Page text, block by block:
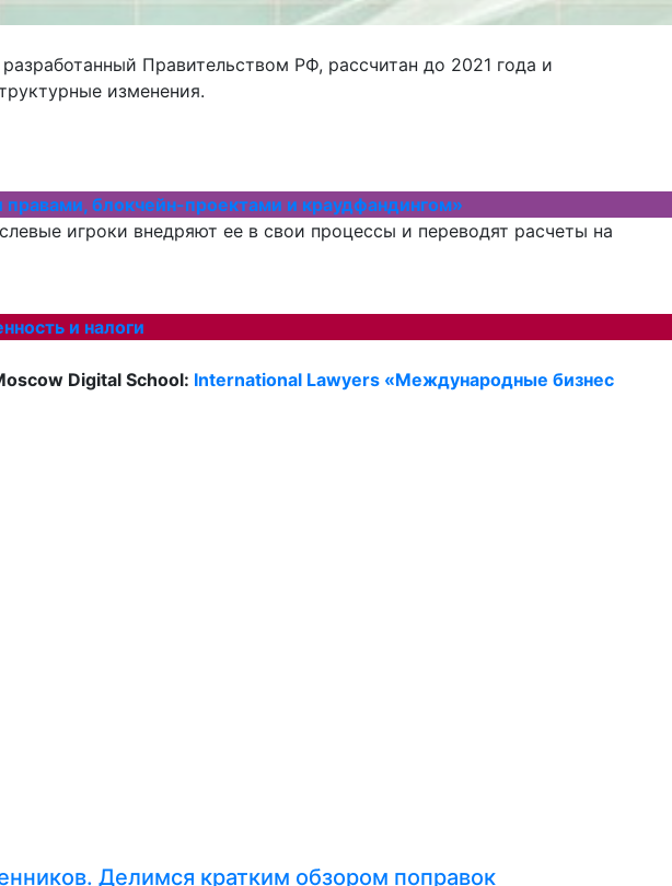
Правительством РФ, рассчитан до 2021 года и
изменения.
блокчейн-проектами и краудфандингом»
игроки внедряют ее в свои процессы и переводят расчеты на
и налоги
Digital School: International Lawyers «Международные бизнес
Делимся кратким обзором поправок